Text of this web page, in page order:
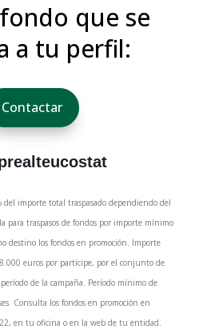
que se
a tu perfil:
Contactar
importe total traspasado dependiendo del
para traspasos de fondos por importe mínimo
destino los fondos en promoción. Importe
euros por partícipe, por el conjunto de
de la campaña. Período mínimo de
Consulta los fondos en promoción en
en tu oficina o en la web de tu entidad.